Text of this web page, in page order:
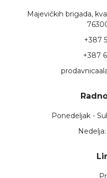
Majevičkih brigada,
+387
+387
Ponedeljak -
Nedelja: